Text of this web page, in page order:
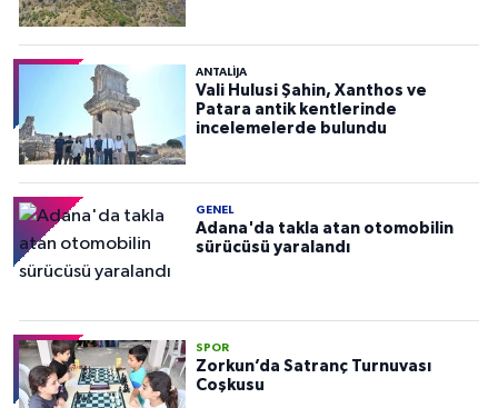
ANTALIJA
Vali Hulusi Şahin, Xanthos ve
Patara antik kentlerinde
incelemelerde bulundu
GENEL
Adana'da takla atan otomobilin
sürücüsü yaralandı
SPOR
Zorkun’da Satranç Turnuvası
Coşkusu